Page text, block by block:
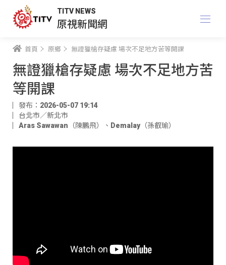
TITV NEWS
原視新聞網
首頁 原鄉 無證獵槍存疑慮 場次不足地方苦等開課
無證獵槍存疑慮 場次不足地方苦
等開課
發布：2026-05-07 19:14
台北市／新北市
Aras Sawawan（陳鵬飛）
、 Demalay（孫叡瑜）